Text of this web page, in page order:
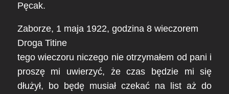
Pęcak.
Zaborze, 1 maja 1922, godzina 8 wieczorem
Droga Titine
tego wieczoru niczego nie otrzymałem od pani i
proszę mi uwierzyć, że czas będzie mi się
dłużył, bo będę musiał czekać na list aż do